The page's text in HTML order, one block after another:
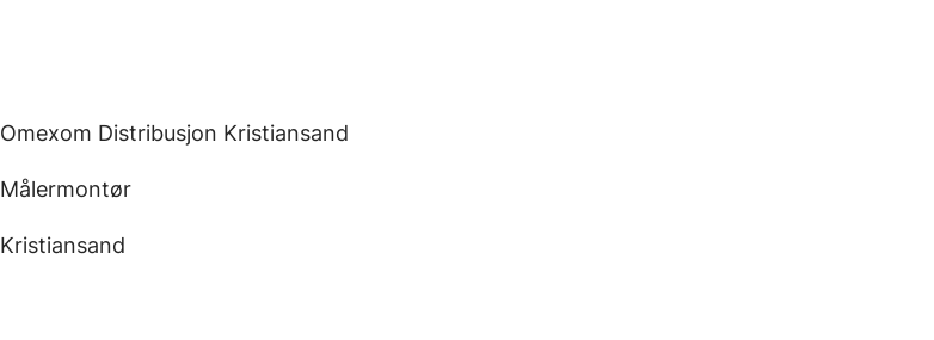
Omexom Distribusjon Kristiansand
Målermontør
Kristiansand